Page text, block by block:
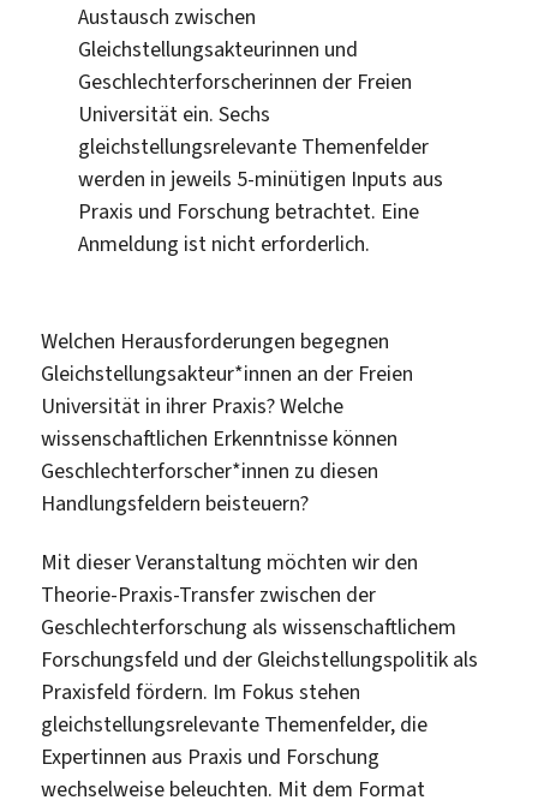
Austausch zwischen
Gleichstellungsakteurinnen und
Geschlechterforscherinnen der Freien
Universität ein. Sechs
gleichstellungsrelevante Themenfelder
werden in jeweils 5-minütigen Inputs aus
Praxis und Forschung betrachtet. Eine
Anmeldung ist nicht erforderlich.
Welchen Herausforderungen begegnen
Gleichstellungsakteur*innen an der Freien
Universität in ihrer Praxis? Welche
wissenschaftlichen Erkenntnisse können
Geschlechterforscher*innen zu diesen
Handlungsfeldern beisteuern?
Mit dieser Veranstaltung möchten wir den
Theorie-Praxis-Transfer zwischen der
Geschlechterforschung als wissenschaftlichem
Forschungsfeld und der Gleichstellungspolitik als
Praxisfeld fördern. Im Fokus stehen
gleichstellungsrelevante Themenfelder, die
Expertinnen aus Praxis und Forschung
wechselweise beleuchten. Mit dem Format